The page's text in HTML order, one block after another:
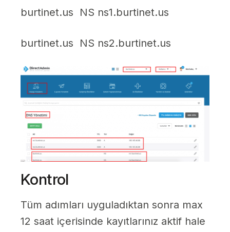
burtinet.us NS ns1.burtinet.us
burtinet.us NS ns2.burtinet.us
Kontrol
Tüm adımları uyguladıktan sonra max
12 saat içerisinde kayıtlarınız aktif hale